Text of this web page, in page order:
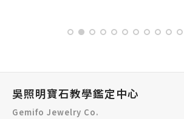
吳照明寶石教學鑑定中心
Gemifo Jewelry Co.